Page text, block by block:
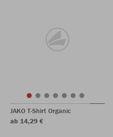
JAKO T-Shirt Organic
ab 14,29 €